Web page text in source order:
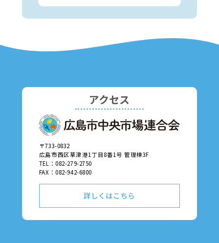
アクセス
〒733-0832
広島市西区草津港1丁目8番1号 管理棟3F
TEL：082-279-2750
FAX：082-942-6800
詳しくはこちら